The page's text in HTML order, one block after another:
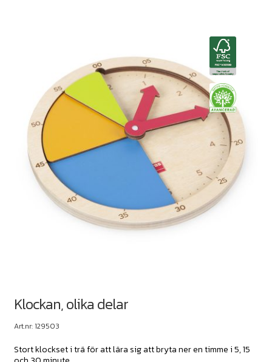
Klockan, olika delar
Art.nr: 129503
Stort klockset i trä för att lära sig att bryta ner en timme i 5, 15